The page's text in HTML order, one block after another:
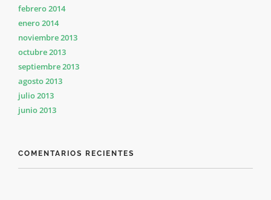
febrero 2014
enero 2014
noviembre 2013
octubre 2013
septiembre 2013
agosto 2013
julio 2013
junio 2013
COMENTARIOS RECIENTES